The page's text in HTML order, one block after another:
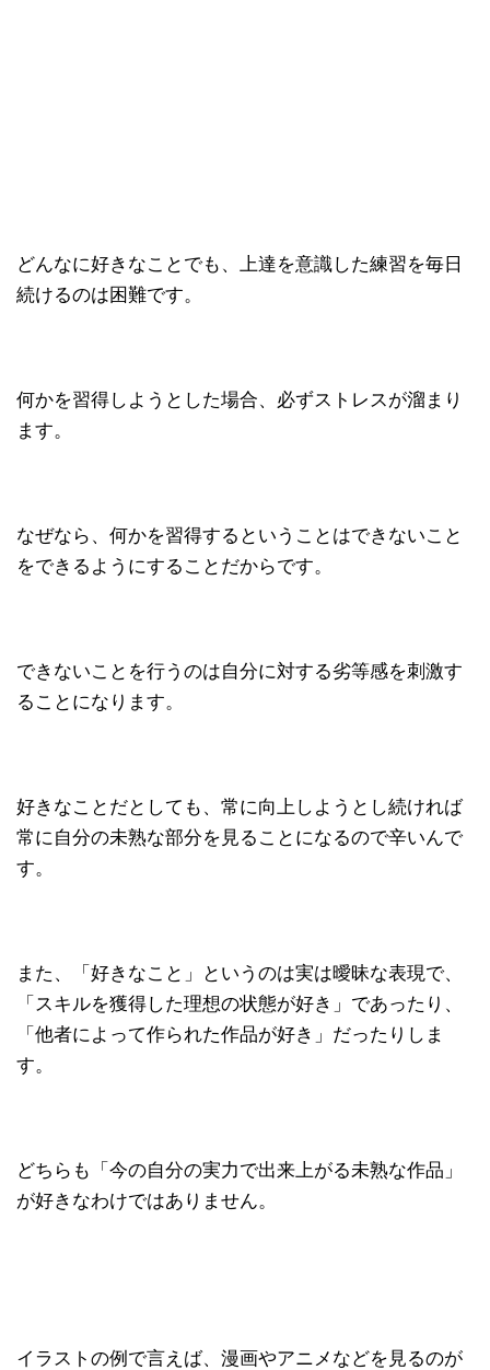
どんなに好きなことでも、上達を意識した練習を毎日
続けるのは困難です。
何かを習得しようとした場合、必ずストレスが溜まり
ます。
なぜなら、何かを習得するということはできないこと
をできるようにすることだからです。
できないことを行うのは自分に対する劣等感を刺激す
ることになります。
好きなことだとしても、常に向上しようとし続ければ
常に自分の未熟な部分を見ることになるので辛いんで
す。
また、「好きなこと」というのは実は曖昧な表現で、
「スキルを獲得した理想の状態が好き」であったり、
「他者によって作られた作品が好き」だったりしま
す。
どちらも「今の自分の実力で出来上がる未熟な作品」
が好きなわけではありません。
イラストの例で言えば、漫画やアニメなどを見るのが